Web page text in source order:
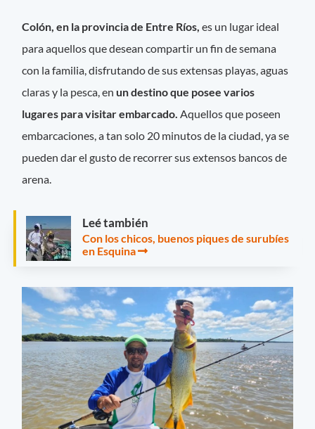
Colón, en la provincia de Entre Ríos, es un lugar ideal
para aquellos que desean compartir un fin de semana
con la familia, disfrutando de sus extensas playas, aguas
claras y la pesca, en un destino que posee varios
lugares para visitar embarcado. Aquellos que poseen
embarcaciones, a tan solo 20 minutos de la ciudad, ya se
pueden dar el gusto de recorrer sus extensos bancos de
arena.
Leé también
Con los chicos, buenos piques de surubíes
en Esquina